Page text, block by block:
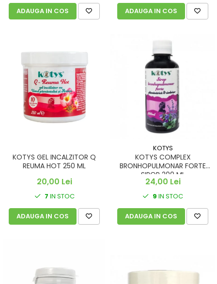
ADAUGA IN COS ADAUGA IN COS
KOTYS GEL INCALZITOR Q
REUMA HOT 250 ML
20,00 Lei
7 IN STOC
ADAUGA IN COS
KOTYS
KOTYS COMPLEX
BRONHOPULMONAR FORTE
SIROP 200 ML
24,00 Lei
9 IN STOC
ADAUGA IN COS